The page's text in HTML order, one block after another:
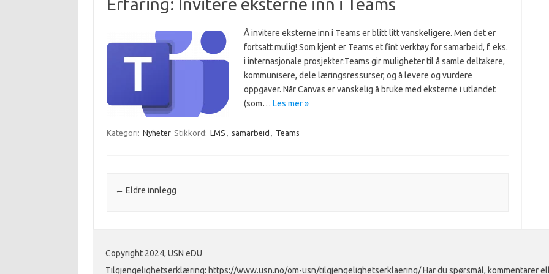
Erfaring: Invitere eksterne inn i Teams
Å invitere eksterne inn i Teams er blitt litt vanskeligere. Men det er
fortsatt mulig! Som kjent er Teams et fint verktøy for samarbeid, f. eks.
i internasjonale prosjekter:Teams gir muligheter til å samle deltakere,
kommunisere, dele læringsressurser, og å levere og vurdere
oppgaver. Når Canvas er vanskelig å bruke med eksterne i utlandet
(som… Les mer »
Kategori: Nyheter Stikkord: LMS , samarbeid , Teams
Innleggsnavigasjon
← Eldre innlegg
Copyright 2024, USN eDU
Tilgjengelighetserklæring: https://www.usn.no/om-usn/tilgjengelighetserklaering/ Har du spørsmål, kommentarer